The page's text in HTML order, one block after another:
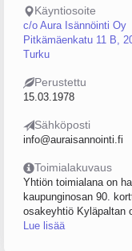
Käyntiosoite
c/o Aura Isännöinti Oy
Pitkämäenkatu 11 B,
Turku
Perustettu
15.03.1978
Sähköposti
info@auraisannointi.fi
Toimialakuvaus
Yhtiön toimialana on
kaupunginosan 90.
osakeyhtiö Kyläpaltan
Lue lisää